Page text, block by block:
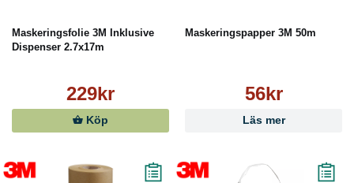
Maskeringsfolie 3M Inklusive
Dispenser 2.7x17m
229kr
Köp
Maskeringspapper 3M 50m
56kr
Läs mer